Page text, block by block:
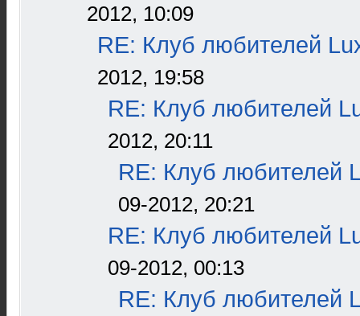
2012, 10:09
RE: Клуб любителей
2012, 19:58
RE: Клуб любителей
2012, 20:11
RE: Клуб любителей
09-2012, 20:21
RE: Клуб любителей
09-2012, 00:13
RE: Клуб любителей